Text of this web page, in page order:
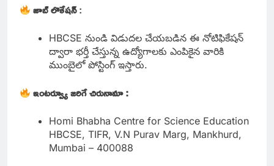
జాబ్ లొకేషన్:
HBCSE నుండి విడుదల చేయబడిన ఈ నోటిఫికేషన్
ద్వారా భర్తీ చేస్తున్న ఉద్యోగాలకు ఎంపికైన వారికి
ముంబైలో పోస్టింగ్ ఇస్తారు.
ఇంటర్వ్యూ జరిగే చిరునామా :
Homi Bhabha Centre for Science Education
HBCSE, TIFR, V.N Purav Marg, Mankhurd,
Mumbai – 400088